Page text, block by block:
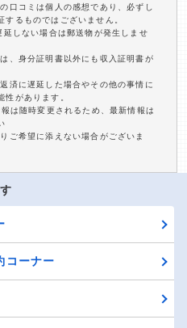
口コミは個人の感想であり、必ずし
するものではございません。
しない場合は郵送物が発生しませ
、身分証明書以外にも収入証明書が
済に遅延した場合やその他の事情に
性があります。
は随時変更されるため、最新情報は
ご希望に添えない場合がございま
コーナー